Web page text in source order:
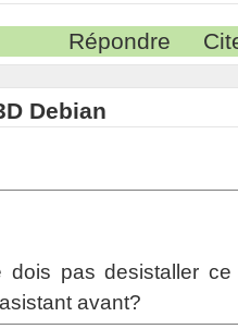
Répondre
Debian
dois pas desistaller
avant?